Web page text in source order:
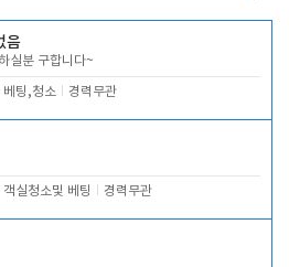
음
실분 구합니다~
베팅,청소 경력무관
객실청소및 베팅 경력무관